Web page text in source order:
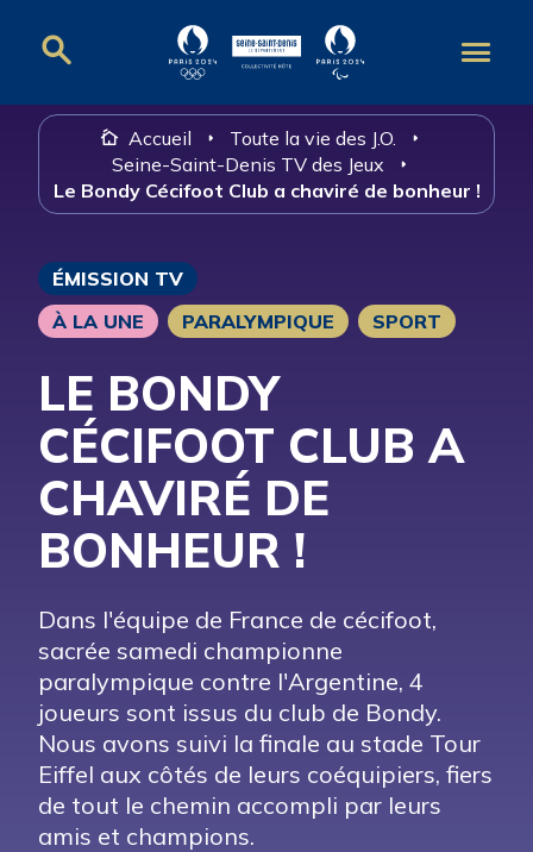
Accueil
Toute la vie des J.O.
Seine-Saint-Denis TV des Jeux
Le Bondy Cécifoot Club a chaviré de bonheur !
ÉMISSION TV
À LA UNE
PARALYMPIQUE SPORT
LE BONDY
CÉCIFOOT CLUB A
CHAVIRÉ DE
BONHEUR !
Dans l'équipe de France de cécifoot,
sacrée samedi championne
paralympique contre l'Argentine, 4
joueurs sont issus du club de Bondy.
Nous avons suivi la finale au stade Tour
Eiffel aux côtés de leurs coéquipiers, fiers
de tout le chemin accompli par leurs
amis et champions.